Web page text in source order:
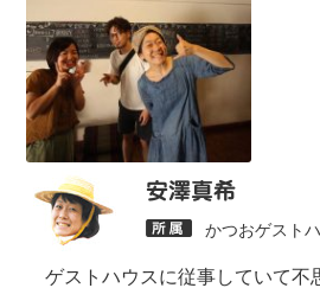
安澤真希
かつおゲスト
ゲストハウスに従事していて不